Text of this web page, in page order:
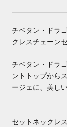
チベタン・ドラ
クレスチェーン
チベタン・ドラ
ントトップから
ージェに、美し
セットネックレス